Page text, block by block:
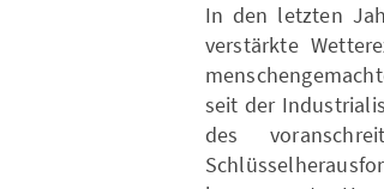
In den letzten
verstärkte
seit der
des